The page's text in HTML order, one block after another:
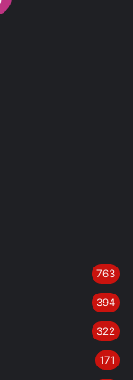
763
394
322
171